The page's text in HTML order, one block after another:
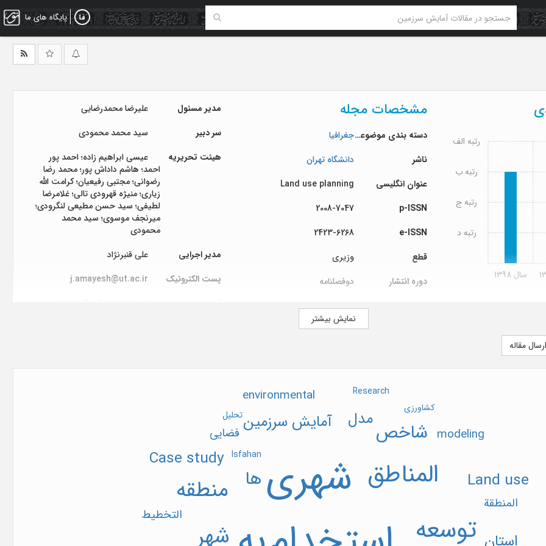
پایگاه های ما
سال 1398
رتبه د
رتبه ج
رتبه ب
رتبه الف
است.
علوم جهان
مشخصات مجله
دسته بندی موضوعیجغرافیا
ناشر
دانشگاه تهران
عنوان انگلیسی
Land use planning
p-ISSN
2008-7047
e-ISSN
2423-6268
قطع
وزیری
دوره انتشار
دوفصلنامه
پردیس قم - دانشگاه تهران
36166295(025)
صاحب امتیاز
مدیر مسئول
علیرضا محمدرضایی
سر دبیر
سید محمد محمودی
هیئت تحریریه
عیسی ابراهیم زاده؛ احمد پور
احمد؛ هاشم داداش پور؛ محمد رضا
رضوانی؛ مجتبی رفیعیان؛ کرامت الله
زیاری؛ منیژه قهرودی تالی؛ غلامرضا
لطیفی؛ سید حسن مطیعی لنگرودی؛
میرنجف موسوی؛ سید محمد
محمودی
مدیر اجرایی
علی قنبرنژاد
پست الکترونیک
j.amayesh@ut.ac.ir
نمایش بیشتر
ارسال مقاله
شهری المناطق
توسعه
شهر
منطقه ها
شاخص آمایش سرزمین مدل
Land use
Case study
التخطیط
فضایی
المنطقة
environmental
modeling
Isfahan
کشاورزی
Research
تحلیل